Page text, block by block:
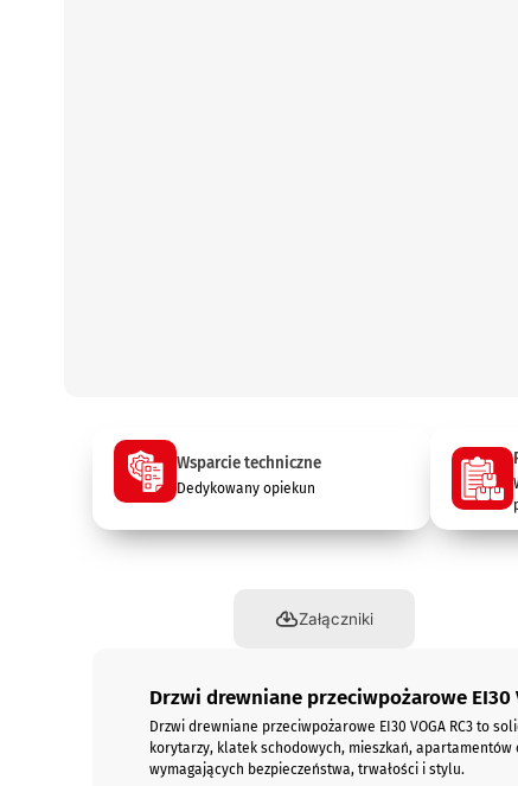
Wsparcie techniczne
Dedykowany opiekun
Załączniki
Drzwi drewniane przeciwpożarowe EI30
Drzwi drewniane przeciwpożarowe EI30 VOGA RC3 to
korytarzy, klatek schodowych, mieszkań,
wymagających bezpieczeństwa, trwałości i stylu.